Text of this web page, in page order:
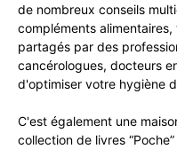
de nombreux conseils
compléments
partagés par des
cancérologues, docteurs
d'optimiser votre hygiène
C'est également une
collection de livres